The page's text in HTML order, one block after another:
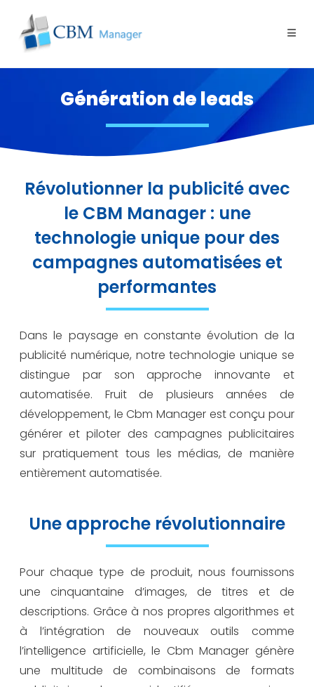
Génération de leads
Révolutionner la publicité avec
le CBM Manager : une
technologie unique pour des
campagnes automatisées et
performantes
Dans le paysage en constante évolution de la
publicité numérique, notre technologie unique se
distingue par son approche innovante et
automatisée. Fruit de plusieurs années de
développement, le Cbm Manager est conçu pour
générer et piloter des campagnes publicitaires
sur pratiquement tous les médias, de manière
entièrement automatisée.
Une approche révolutionnaire
Pour chaque type de produit, nous fournissons
une cinquantaine d’images, de titres et de
descriptions. Grâce à nos propres algorithmes et
à l’intégration de nouveaux outils comme
l’intelligence artificielle, le Cbm Manager génère
une multitude de combinaisons de formats